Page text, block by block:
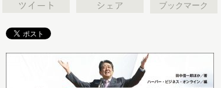
ブックマーク